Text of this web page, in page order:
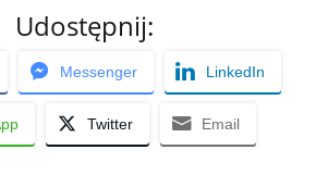
Udostępnij:
Messenger LinkedIn
Twitter Email